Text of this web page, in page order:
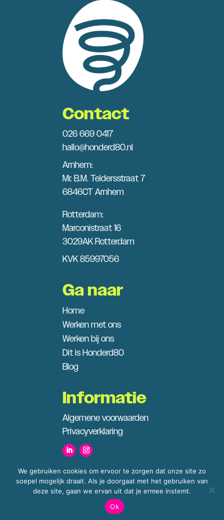
Contact
026 669 0417
hallo@honderd80.nl
Arnhem:
Mr. B.M. Teldersstraat 7
6846CT Arnhem
Rotterdam:
Marconistraat 16
3029AK Rotterdam
KVK 85997056
Ga naar
Home
Werken met ons
Werken bij ons
Dit is Honderd80
Blog
Informatie
Algemene voorwaarden
Privacyverklaring
We gebruiken cookies om ervoor te zorgen dat onze site zo
soepel mogelijk draait. Als je doorgaat met het gebruiken van
deze site, gaan we ervan uit dat je ermee instemt.
Ok